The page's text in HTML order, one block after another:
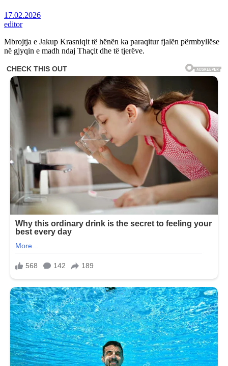
17.02.2026
editor
Mbrojtja e Jakup Krasniqit të hënën ka paraqitur fjalën përmbyllëse
në gjyqin e madh ndaj Thaçit dhe të tjerëve.